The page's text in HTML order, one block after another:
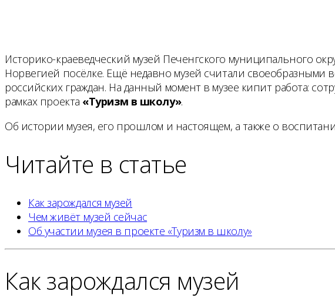
Историко-краеведческий музей Печенгского муниципального
Норвегией посёлке. Ещё недавно музей считали своеобразными
российских граждан. На данный момент в музее кипит работа:
рамках проекта «Туризм в школу».
Об истории музея, его прошлом и настоящем, а также о
Читайте в статье
Как зарождался музей
Чем живёт музей сейчас
Об участии музея в проекте «Туризм в школу»
Как зарождался музей